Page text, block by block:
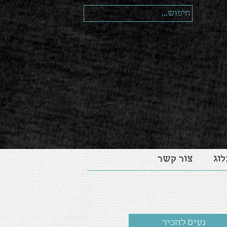
צור קשר
נעים להכיר